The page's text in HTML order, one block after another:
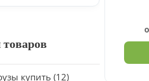
купить (12)